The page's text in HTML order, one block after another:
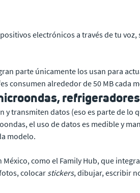
electrónicos a través de tu voz,
parte únicamente los usan para
consumen alrededor de 50 MB cada
datos (eso es parte de lo
el uso de datos es medible y
modelo.
como el Family Hub, que
colocar stickers, dibujar, escribir